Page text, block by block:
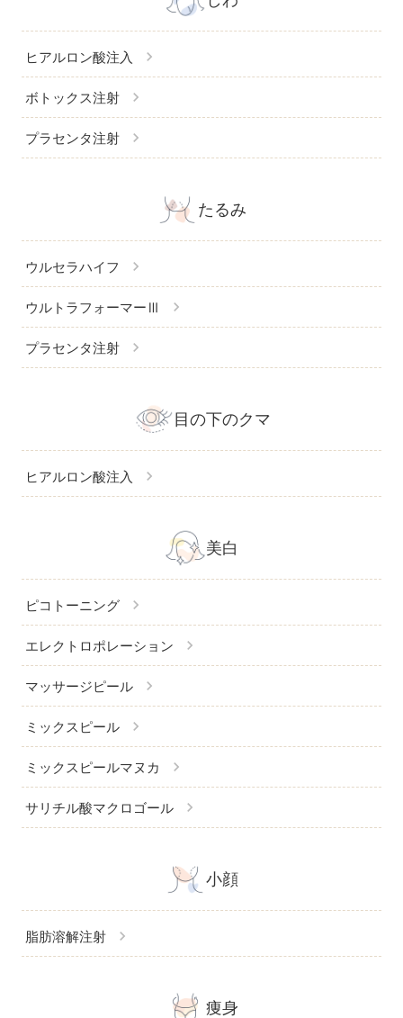
ヒアルロン酸注入 chevron_right
ボトックス注射 chevron_right
プラセンタ注射 chevron_right
たるみ
ウルセラハイフ chevron_right
ウルトラフォーマーⅢ chevron_right
プラセンタ注射 chevron_right
目の下のクマ
ヒアルロン酸注入 chevron_right
美白
ピコトーニング chevron_right
エレクトロポレーション chevron_right
マッサージピール chevron_right
ミックスピール chevron_right
ミックスピールマヌカ chevron_right
サリチル酸マクロゴール chevron_right
小顔
脂肪溶解注射 chevron_right
痩身